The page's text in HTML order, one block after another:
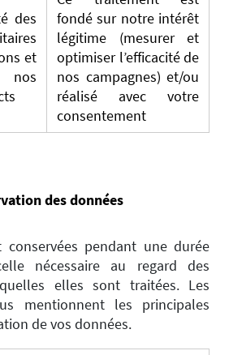
des
et
nos
fondé sur notre intérêt
légitime (mesurer et
optimiser l’efficacité de
nos campagnes) et/ou
réalisé avec votre
consentement
des données
conservées pendant une durée
nécessaire au regard des
elles sont traitées. Les
mentionnent les principales
de vos données.